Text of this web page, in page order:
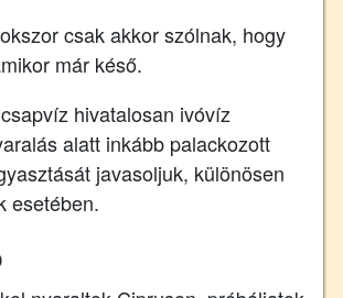
csak akkor szólnak, hogy
már késő.
hivatalosan ivóvíz
alatt inkább palackozott
javasoljuk, különösen
esetében.